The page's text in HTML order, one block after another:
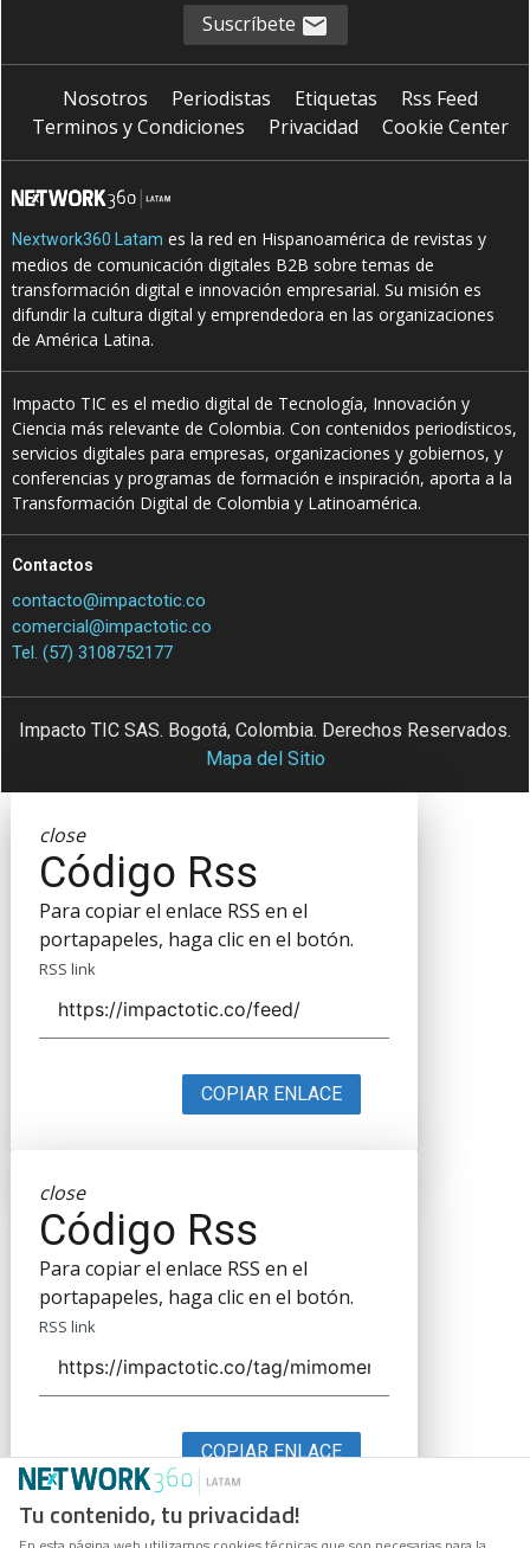
Tu contenido, tu privacidad!
Suscríbete
Nosotros Periodistas Etiquetas
Rss Feed
Terminos y Condiciones
Privacidad Cookie Center
Nextwork360 Latam es la red en Hispanoamérica de revistas y
medios de comunicación digitales B2B sobre temas de
transformación digital e innovación empresarial. Su misión es
difundir la cultura digital y emprendedora en las organizaciones
de América Latina.
Impacto TIC es el medio digital de Tecnología, Innovación y
Ciencia más relevante de Colombia. Con contenidos periodísticos,
servicios digitales para empresas, organizaciones y gobiernos, y
conferencias y programas de formación e inspiración, aporta a la
Transformación Digital de Colombia y Latinoamérica.
Contactos
contacto@impactotic.co
comercial@impactotic.co
Tel. (57) 3108752177
Impacto TIC SAS. Bogotá, Colombia. Derechos Reservados.
Mapa del Sitio
close
Código Rss
Para copiar el enlace RSS en el
portapapeles, haga clic en el botón.
RSS link
COPIAR ENLACE
close
Código Rss
Para copiar el enlace RSS en el
portapapeles, haga clic en el botón.
RSS link
COPIAR ENLACE